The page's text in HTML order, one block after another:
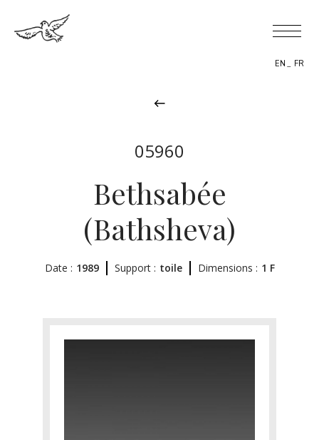
BIOGRAPHIE
THÈMES
L’OEUVRE
EXPOSITIONS
TOBIASSE INTIME
EN FR
05960
Bethsabée
(Bathsheva)
Date : 1989 Support : toile Dimensions : 1 F